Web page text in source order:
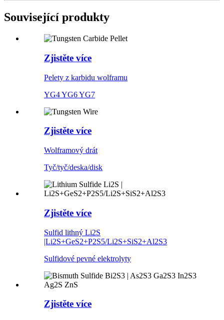
Související produkty
Zjistěte více
Pelety z karbidu wolframu
YG4 YG6 YG7
Zjistěte více
Wolframový drát
Tyč/tyč/deska/disk
Zjistěte více
Sulfid lithný Li2S
|Li2S+GeS2+P2S5/Li2S+SiS2+Al2S3
Sulfidové pevné elektrolyty
Zjistěte více